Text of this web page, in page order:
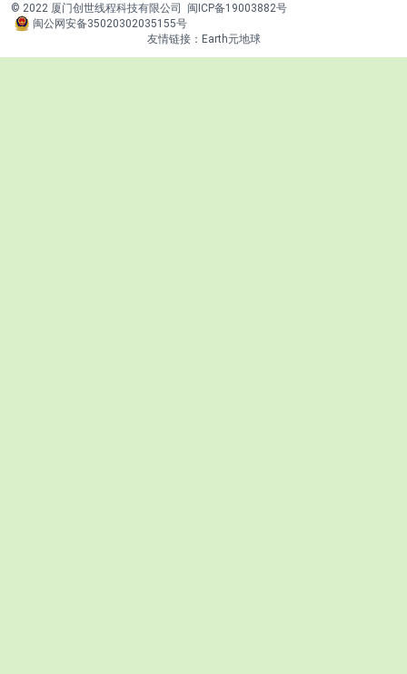
© 2022 厦门创世线程科技有限公司
闽ICP备19003882号
闽公网安备35020302035155号
友情链接： Earth元地球